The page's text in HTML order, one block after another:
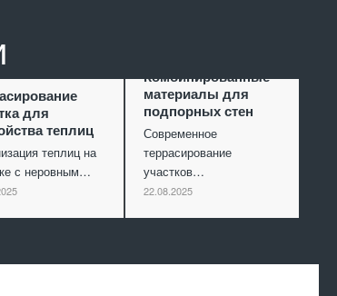
для
теплиц
теплиц на
с неровным…
Комбинированные
материалы для
подпорных стен
Современное
террасирование
участков…
22.08.2025